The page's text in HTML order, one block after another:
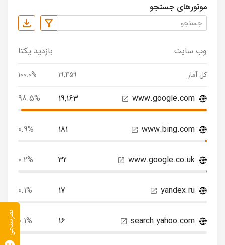
موتورهای جستجو
وب سایت بازدید یکتا
کل آمار 19,459
100.0%
www.google.com
19,163
98.5%
www.bing.com
181
0.9%
www.google.co.uk
32
0.2%
yandex.ru
17
0.1%
search.yahoo.com
16
0.1% نظرسنجی